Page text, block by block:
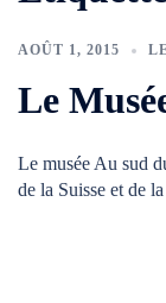
AOÛT 1, 2015
Le
Le musée Au sud
de la Suisse et de